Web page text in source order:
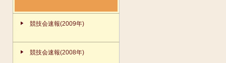
競技会速報(2009年)
競技会速報(2008年)